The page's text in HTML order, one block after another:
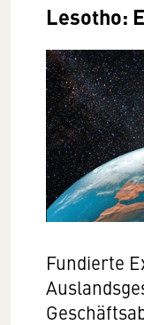
Lesotho:
Fundierte